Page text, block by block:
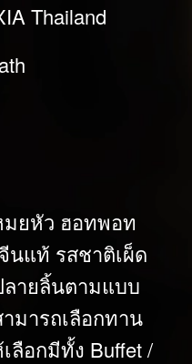
Thailand
มยหัว ฮอทพอท
นแท้ รสชาติเผ็ด
ายลิ้นตามแบบ
มารถเลือกทาน
ลือกมีทั้ง Buffet /